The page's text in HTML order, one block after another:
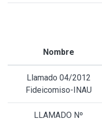
Nombre
Llamado 04/2012
Fideicomiso-INAU
LLAMADO Nº